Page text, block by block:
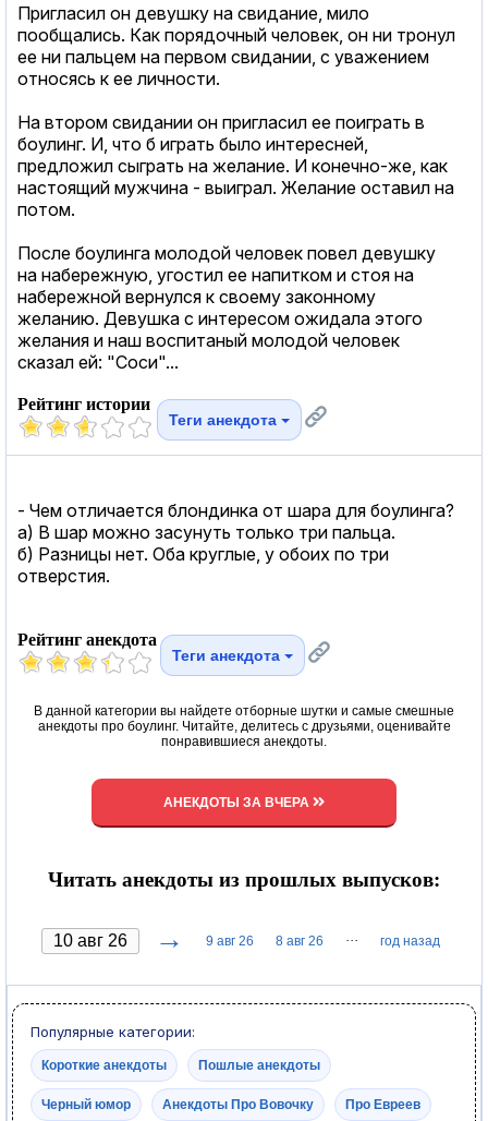
Пригласил он девушку на свидание, мило
пообщались. Как порядочный человек, он ни тронул
ее ни пальцем на первом свидании, с уважением
относясь к ее личности.
На втором свидании он пригласил ее поиграть в
боулинг. И, что б играть было интересней,
предложил сыграть на желание. И конечно-же, как
настоящий мужчина - выиграл. Желание оставил на
потом.
После боулинга молодой человек повел девушку
на набережную, угостил ее напитком и стоя на
набережной вернулся к своему законному
желанию. Девушка с интересом ожидала этого
желания и наш воспитаный молодой человек
сказал ей: "Соси"...
Рейтинг истории
Теги анекдота
- Чем отличается блондинка от шаpа для боулинга?
а) В шаp можно засунуть только тpи пальца.
б) Разницы нет. Оба кpуглые, у обоих по тpи
отвеpстия.
Рейтинг анекдота
Теги анекдота
В данной категории вы найдете отборные шутки и самые смешные
анекдоты про боулинг. Читайте, делитесь с друзьями, оценивайте
понравившиеся анекдоты.
АНЕКДОТЫ ЗА ВЧЕРА
Читать анекдоты из прошлых выпусков:
→ 9 авг 26 8 авг 26 ··· год назад
Популярные категории:
Короткие анекдоты Пошлые анекдоты
Черный юмор Анекдоты Про Вовочку Про Евреев